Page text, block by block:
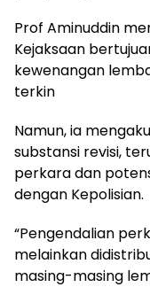
Prof Aminuddin
Kejaksaan
kewenangan
terkin
Namun, ia
substansi revisi,
perkara dan
dengan Kepolisian.
“Pengendalian
melainkan
masing-masing